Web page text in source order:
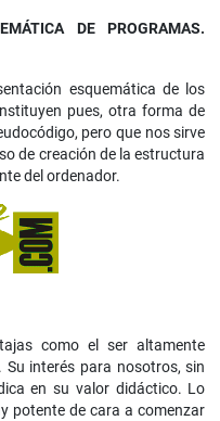
DE PROGRAMAS.
esquemática de los
pues, otra forma de
pero que nos sirve
de creación de la estructura
del ordenador.
como el ser altamente
interés para nosotros, sin
en su valor didáctico. Lo
potente de cara a comenzar